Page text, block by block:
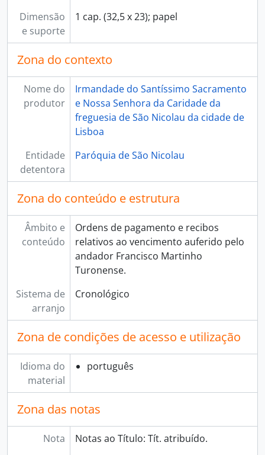
Dimensão
e suporte
1 cap. (32,5 x 23); papel
Zona do contexto
Nome do
produtor
Irmandade do Santíssimo Sacramento
e Nossa Senhora da Caridade da
freguesia de São Nicolau da cidade de
Lisboa
Entidade
detentora
Paróquia de São Nicolau
Zona do conteúdo e estrutura
Âmbito e
conteúdo
Ordens de pagamento e recibos
relativos ao vencimento auferido pelo
andador Francisco Martinho
Turonense.
Sistema de
arranjo
Cronológico
Zona de condições de acesso e utilização
Idioma do
material
português
Zona das notas
Nota
Notas ao Título: Tít. atribuído.